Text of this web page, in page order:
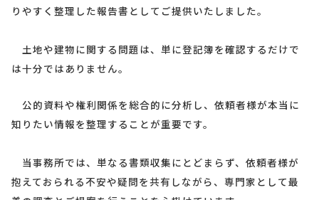
りやすく整理した報告書としてご提供いたしました。
土地や建物に関する問題は、単に登記簿を確認するだけで
は十分ではありません。
公的資料や権利関係を総合的に分析し、依頼者様が本当に
知りたい情報を整理することが重要です。
当事務所では、単なる書類収集にとどまらず、依頼者様が
抱えておられる不安や疑問を共有しながら、専門家として最